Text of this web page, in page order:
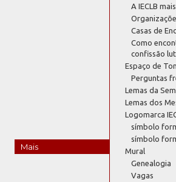
Mais
A IECLB
Casas de
Como
confissão
Espaço de
Perguntas
Lemas da
Lemas dos
Logomarca
símbolo
símbolo
Mural
Genealogia
Vagas